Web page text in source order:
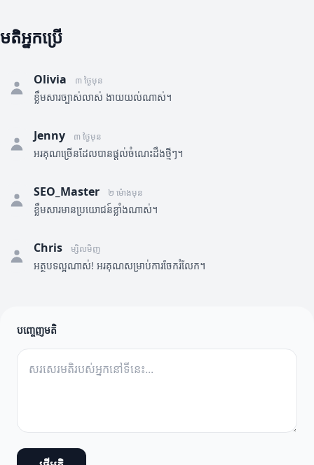
មតិអ្នកប្រើ
Olivia ៣ ថ្ងៃមុន
ខ្លឹមសារច្បាស់លាស់ ងាយយល់ណាស់។
Jenny ៣ ថ្ងៃមុន
អរគុណច្រើនដែលបានផ្តល់ចំណេះដឹងថ្មីៗ។
SEO_Master ២ ម៉ោងមុន
ខ្លឹមសារមានប្រយោជន៍ខ្លាំងណាស់។
Chris ម្សិលមិញ
អត្ថបទល្អណាស់! អរគុណសម្រាប់ការចែករំលែក។
បញ្ចេញមតិ